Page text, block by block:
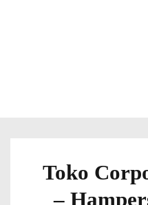
Percetakan | Print UV | Grafir
Toko
–